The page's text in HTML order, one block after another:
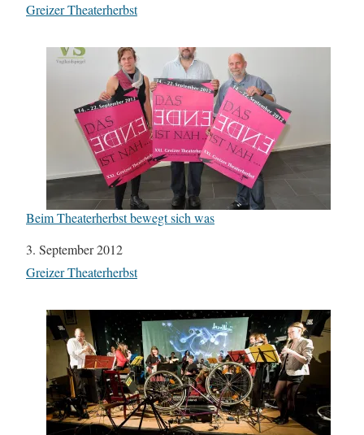
In Bezug auf
Greizer Theaterherbst
Beim Theaterherbst bewegt sich was
Datum
3. September 2012
In Bezug auf
Greizer Theaterherbst